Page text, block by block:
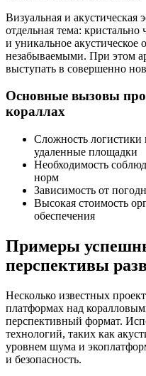
Визуальная и акустическая
отдельная тема:
и уникальное акустическое
незабываемыми. При этом
выступать в совершенно
Основные вызовы
кораллах
Сложность логистики
удаленные площадки
Необходимость
норм
Зависимость от
Высокая стоимость
обеспечения
Примеры
перспективы
Несколько известных
платформах над
перспективный формат.
технологий, таких как
уровнем шума и
и безопасность.